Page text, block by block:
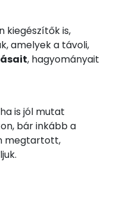
kiegészítők is,
amelyek a távoli,
, hagyományait
is jól mutat
bár inkább a
megtartott,